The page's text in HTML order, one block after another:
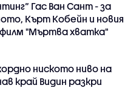
Гас Ван Сант - за
Кърт Кобейн и новия
"Мъртва хватка"
ниското ниво на
край Видин разкри